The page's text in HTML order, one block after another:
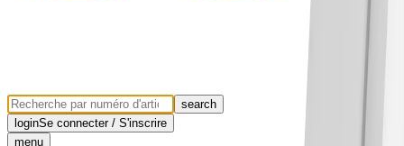
search
loginSe connecter / S'inscrire
menu